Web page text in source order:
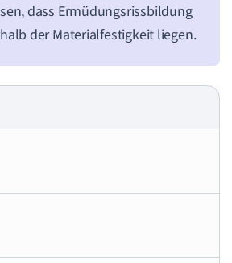
dass Ermüdungsrissbildung
der Materialfestigkeit liegen.